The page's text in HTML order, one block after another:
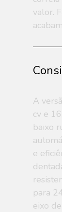
valor.
A
cv e
baixo
e
para
eixo